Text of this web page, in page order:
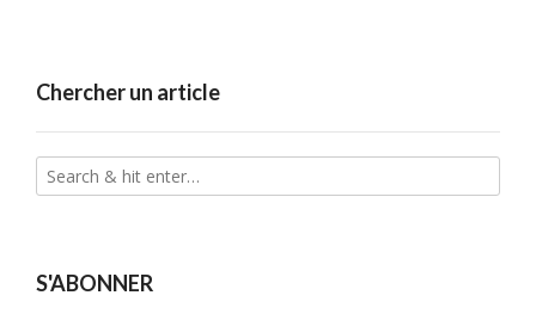
Chercher un article
S'ABONNER